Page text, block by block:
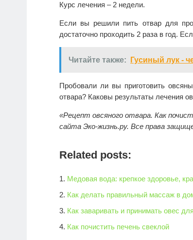
Курс лечения – 2 недели.
Если вы решили пить отвар для
достаточно проходить 2 раза в год.
Читайте также: Гусиный лук -
Пробовали ли вы приготовить
отвара? Каковы результаты лечения
«Рецепт овсяного отвара. Как
сайта Эко-жизнь.ру. Все права
Related posts:
Медовая вода: крепкое здоровье,
Как делать правильный массаж в
Как заваривать и принимать овес
Как почистить печень свеклой